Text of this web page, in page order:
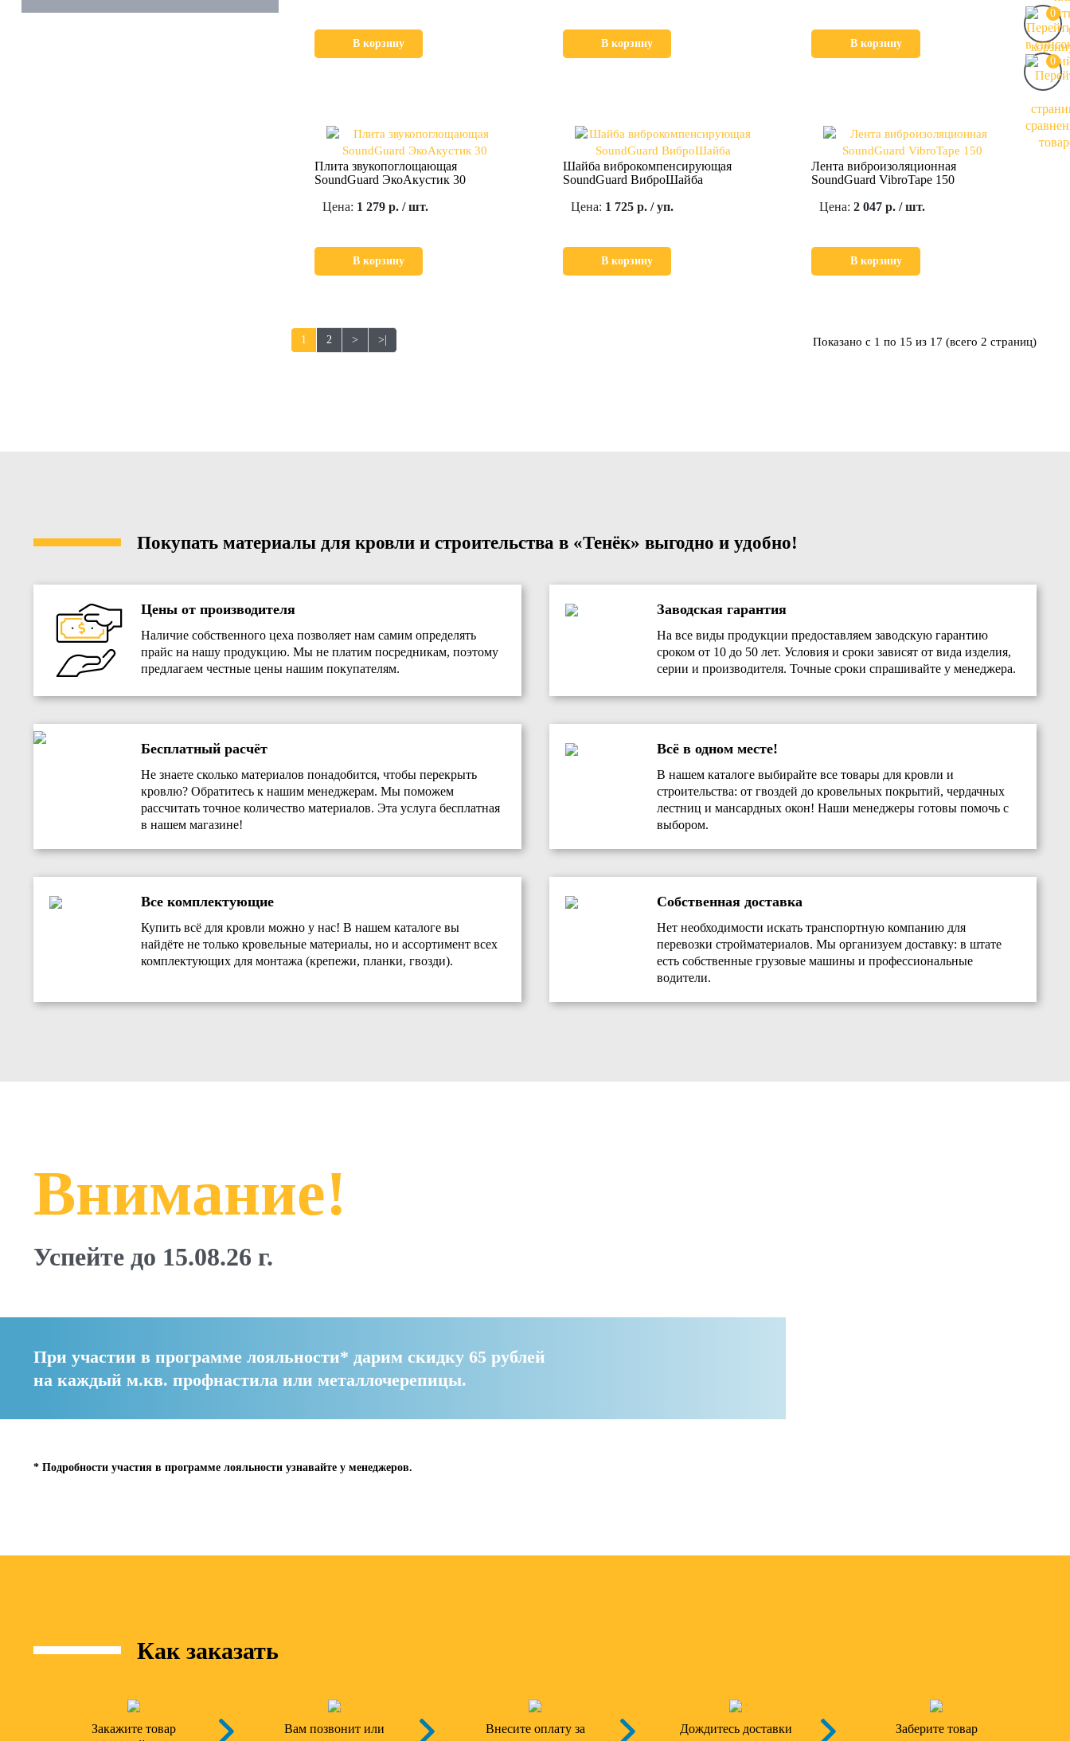
0
0
В корзину В корзину В корзину
Плита звукопоглощающая
SoundGuard ЭкоАкустик 30
Цена: 1 279 р. / шт.
В корзину
Шайба виброкомпенсирующая
SoundGuard ВиброШайба
Цена: 1 725 р. / уп.
В корзину
Лента виброизоляционная
SoundGuard VibroTape 150
Цена:2 047 р. / шт.
В корзину
1 2 > >| Показано с 1 по 15 из 17 (всего 2 страниц)
Покупать материалы для кровли и строительства в «Тенёк» выгодно и удобно!
Цены от производителя
Наличие собственного цеха позволяет нам самим определять
прайс на нашу продукцию. Мы не платим посредникам, поэтому
предлагаем честные цены нашим покупателям.
Заводская гарантия
На все виды продукции предоставляем заводскую гарантию
сроком от 10 до 50 лет. Условия и сроки зависят от вида изделия,
серии и производителя. Точные сроки спрашивайте у менеджера.
Бесплатный расчёт
Не знаете сколько материалов понадобится, чтобы перекрыть
кровлю? Обратитесь к нашим менеджерам. Мы поможем
рассчитать точное количество материалов. Эта услуга бесплатная
в нашем магазине!
Всё в одном месте!
В нашем каталоге выбирайте все товары для кровли и
строительства: от гвоздей до кровельных покрытий, чердачных
лестниц и мансардных окон! Наши менеджеры готовы помочь с
выбором.
Все комплектующие
Купить всё для кровли можно у нас! В нашем каталоге вы
найдёте не только кровельные материалы, но и ассортимент всех
комплектующих для монтажа (крепежи, планки, гвозди).
Собственная доставка
Нет необходимости искать транспортную компанию для
перевозки стройматериалов. Мы организуем доставку: в штате
есть собственные грузовые машины и профессиональные
водители.
Внимание!
Успейте до 15.08.26 г.
При участии в программе лояльности* дарим скидку 65 рублей
на каждый м.кв. профнастила или металлочерепицы.
* Подробности участия в программе лояльности узнавайте у менеджеров.
Как заказать
Закажите товар
Вам позвонит или
Внесите оплату за
Дождитесь доставки
Заберите товар